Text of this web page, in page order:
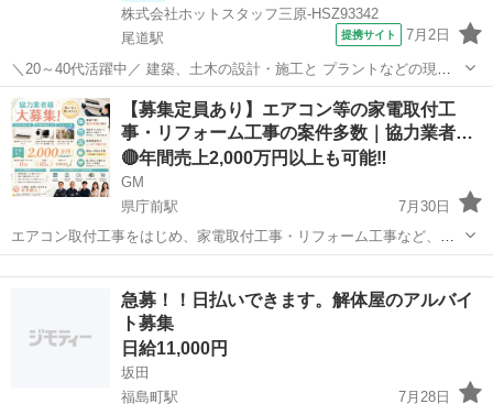
株式会社ホットスタッフ三原-HSZ93342
尾道駅
提携サイト 7月2日
＼20～40代活躍中／ 建築、土木の設計・施工と プラントなどの現地
建築を 行っている業界大手の 企業さまでのお仕事です。 ≪ おしごと
内容 ≫ ・工程管理、スケジュール管理 工程管理表を作成し、1か月・
1週間の 具体的な...
広島 三原市 尾道駅 その他
【募集定員あり】エアコン等の家電取付工
事・リフォーム工事の案件多数｜協力業者
様…
🔴年間売上2,000万円以上も可能‼️
GM
県庁前駅
7月30日
エアコン取付工事をはじめ、家電取付工事・リフォーム工事など、多
数の案件をご用意しております！ 大手家電量販店様をはじめ、不動産
管理会社様・建設会社様・工務店様・電材販売会社様・通販会社様な
ど、多数の企業様とお取引しておりま...
急募！！日払いできます。解体屋のアルバイ
ト募集
日給11,000円
坂田
福島町駅
7月28日